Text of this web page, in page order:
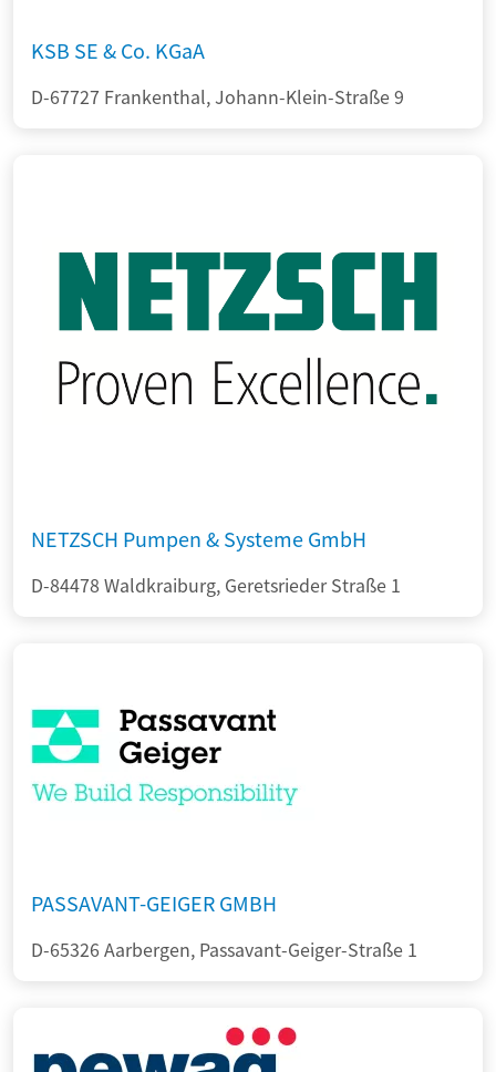
KSB SE & Co. KGaA
D-67727 Frankenthal, Johann-Klein-Straße 9
NETZSCH Pumpen & Systeme GmbH
D-84478 Waldkraiburg, Geretsrieder Straße 1
PASSAVANT-GEIGER GMBH
D-65326 Aarbergen, Passavant-Geiger-Straße 1